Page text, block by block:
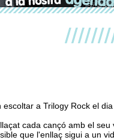
a Trilogy Rock el
cada cançó amb el
que l'enllaç sigui a un